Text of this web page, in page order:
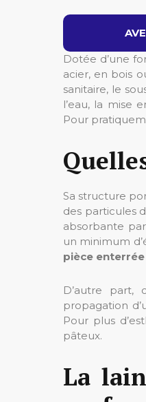
Dotée d’une
acier, en bois
sanitaire, le
l’eau, la mise
Pour
Sa structure
des particules
absorbante
un minimum
pièce
D’autre
propagation
Pour plus
pâteux.
La